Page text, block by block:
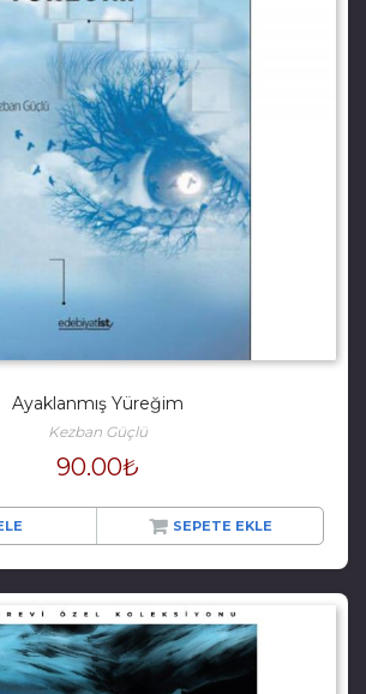
Ayaklanmış Yüreğim
Kezban Güçlü
90.00₺
SEPETE EKLE